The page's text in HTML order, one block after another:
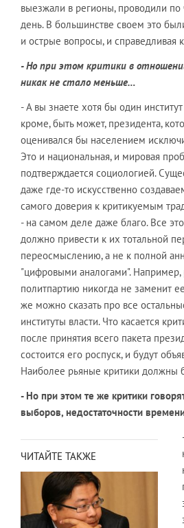
выезжали в регионы, проводили по
день. В большинстве своем это
и острые вопросы, и справедливая
- Но при этом критики в
никак не стало меньше…
- А вы знаете хотя бы один
кроме, быть может, президента,
оценивался бы населением
Это и национальная, и мировая
подтверждается социологией.
даже где-то искусственно
самого доверия к критикуемым
- на самом деле даже благо. Все
должно привести к их тотальной
переосмыслению, а не к полной
"цифровыми аналогами".
политпартию никогда не заменит
же можно сказать про все
институты власти. Что касается
после принятия всего пакета
состоится его роспуск, и будут
Наиболее рьяные критики должны
- Но при этом те же критики
выборов, недостаточности
ЧИТАЙТЕ ТАКЖЕ